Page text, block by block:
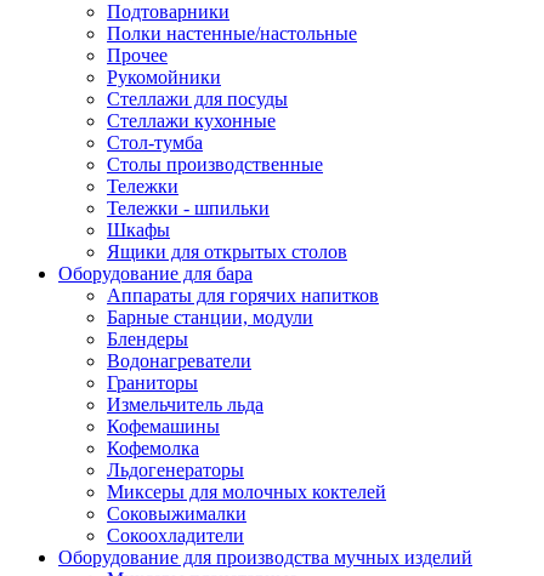
Подтоварники
Полки настенные/настольные
Прочее
Рукомойники
Стеллажи для посуды
Стеллажи кухонные
Стол-тумба
Столы производственные
Тележки
Тележки - шпильки
Шкафы
Ящики для открытых столов
Оборудование для бара
Аппараты для горячих напитков
Барные станции, модули
Блендеры
Водонагреватели
Граниторы
Измельчитель льда
Кофемашины
Кофемолка
Льдогенераторы
Миксеры для молочных коктелей
Соковыжималки
Сокоохладители
Оборудование для производства мучных изделий